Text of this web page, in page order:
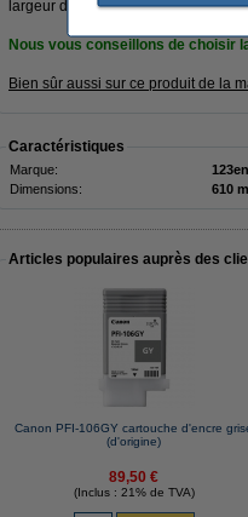
largeur de 610 mm.
Nous vous conseillons de choisir
Bien sûr aussi sur ce produit de la
Caractéristiques
Marque:
Dimensions:
Articles populaires auprès des
Canon PFI-106GY cartouche d'encre
(d'origine)
89,50 €
(Inclus : 21% de TVA)